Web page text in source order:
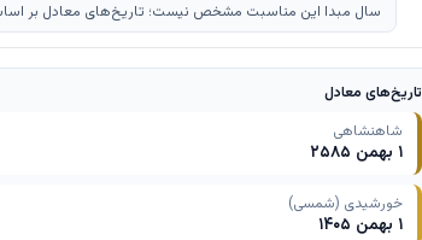
سال مبدا این مناسبت مشخص نیست؛ تاریخ‌های معادل بر
تاریخ‌های معادل
شاهنشاهی
۱ بهمن ۲۵۸۵
خورشیدی (شمسی)
۱ بهمن ۱۴۰۵